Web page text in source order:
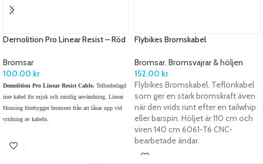
Demolition Pro Linear Resist – Röd
Bromsar
100.00 kr
Demolition Pro Linear Resist Cable. Teflonbelagd
inre kabel för mjuk och smidig användning. Linear
Housing förebygger bromsen från att låsas upp vid
vridning av kabeln.
Flybikes Bromskabel
Bromsar, Bromsvajrar & höljen
152.00 kr
Flybikes Bromskabel. Teflonkabel
som ger en stark bromskraft även
när den vrids runt efter en tailwhip
eller barspin. Höljet är 110 cm och
viren 140 cm 6061-T6 CNC-
bearbetade ändar.